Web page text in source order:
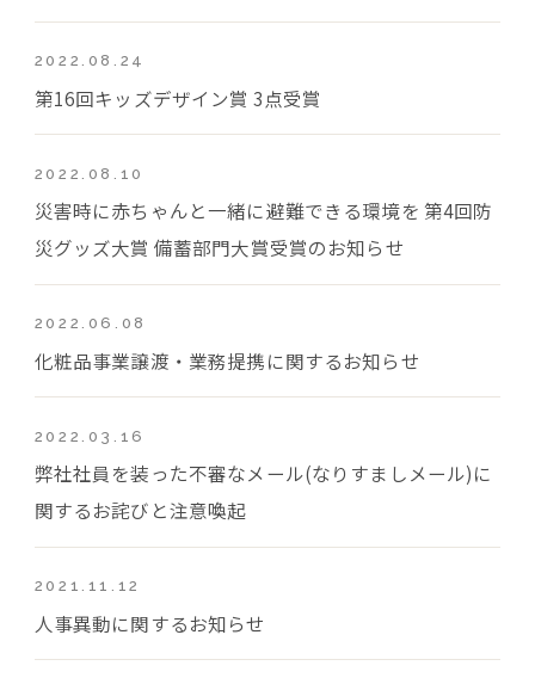
2022.08.24
第16回キッズデザイン賞 3点受賞
2022.08.10
災害時に赤ちゃんと一緒に避難できる環境を 第4回防
災グッズ大賞 備蓄部門大賞受賞のお知らせ
2022.06.08
化粧品事業譲渡・業務提携に関するお知らせ
2022.03.16
弊社社員を装った不審なメール(なりすましメール)に
関するお詫びと注意喚起
2021.11.12
人事異動に関するお知らせ